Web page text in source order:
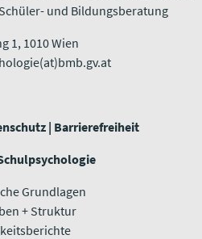
und Bildungsberatung
1, 1010 Wien​​​​​​​
| Barrierefreiheit
Grundlagen
+ Struktur